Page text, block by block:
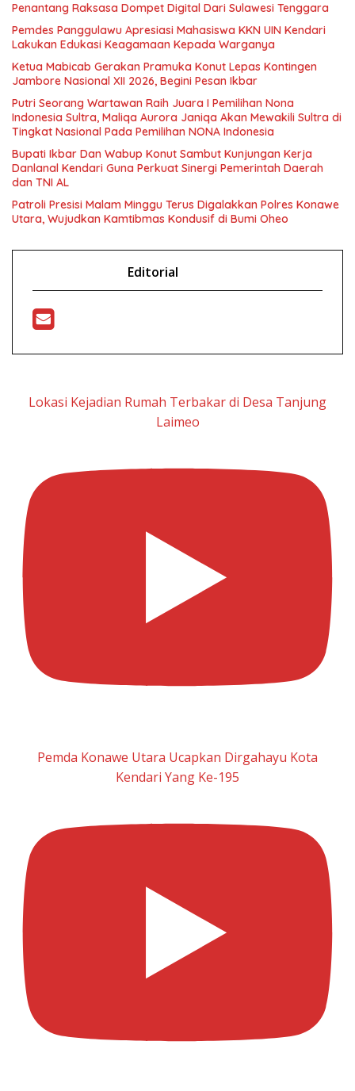
Penantang Raksasa Dompet Digital Dari Sulawesi Tenggara
Pemdes Panggulawu Apresiasi Mahasiswa KKN UIN Kendari
Lakukan Edukasi Keagamaan Kepada Warganya
Ketua Mabicab Gerakan Pramuka Konut Lepas Kontingen
Jambore Nasional XII 2026, Begini Pesan Ikbar
Putri Seorang Wartawan ‎Raih Juara I Pemilihan Nona
Indonesia Sultra, Maliqa Aurora Janiqa Akan Mewakili Sultra di
Tingkat Nasional Pada Pemilihan NONA Indonesia
Bupati Ikbar Dan Wabup Konut Sambut Kunjungan Kerja
Danlanal Kendari Guna Perkuat Sinergi Pemerintah Daerah
dan TNI AL
Patroli Presisi Malam Minggu Terus Digalakkan Polres Konawe
Utara, Wujudkan Kamtibmas Kondusif di Bumi Oheo
Editorial
Lokasi Kejadian Rumah Terbakar di Desa Tanjung
Laimeo
Pemda Konawe Utara Ucapkan Dirgahayu Kota
Kendari Yang Ke-195